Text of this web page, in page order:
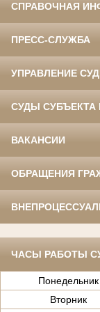
СПРАВОЧНАЯ
ПРЕСС-СЛУЖБА
УПРАВЛЕНИЕ
СУДЫ СУБЪЕКТА
ВАКАНСИИ
ОБРАЩЕНИЯ
ЧАСЫ РАБОТЫ
Понедельник
Вторник